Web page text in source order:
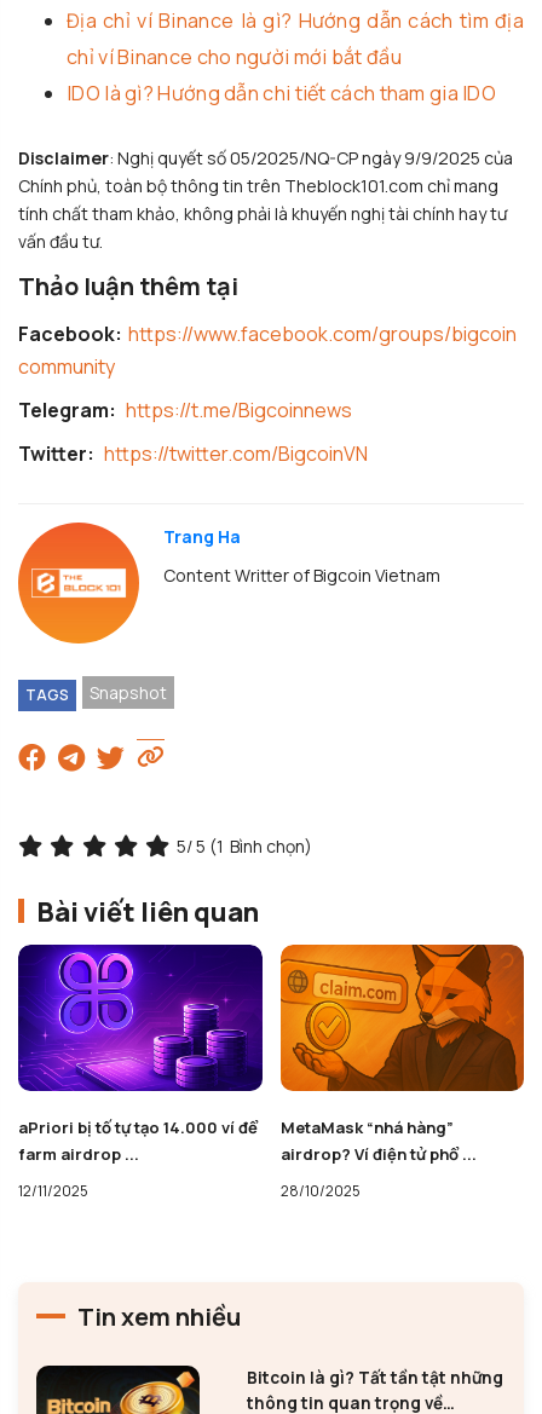
Địa chỉ ví Binance là gì? Hướng dẫn cách tìm địa
chỉ ví Binance cho người mới bắt đầu
IDO là gì? Hướng dẫn chi tiết cách tham gia IDO
Disclaimer: Nghị quyết số 05/2025/NQ-CP ngày 9/9/2025 của
Chính phủ, toàn bộ thông tin trên Theblock101.com chỉ mang
tính chất tham khảo, không phải là khuyến nghị tài chính hay tư
vấn đầu tư.
Thảo luận thêm tại
Facebook: https://www.facebook.com/groups/bigcoin
community
Telegram: https://t.me/Bigcoinnews
Twitter: https://twitter.com/BigcoinVN
Trang Ha
Content Writter of Bigcoin Vietnam
TAGS Snapshot
5/ 5 (1 Bình chọn)
Bài viết liên quan
MetaMask “nhá hàng”
airdrop? Ví điện tử phổ ...
28/10/2025
Polymarket xác nhận ra mắt
token POLY và ...
25/10/2025
Tin xem nhiều
Bitcoin là gì? Tất tần tật những
thông tin quan trọng về